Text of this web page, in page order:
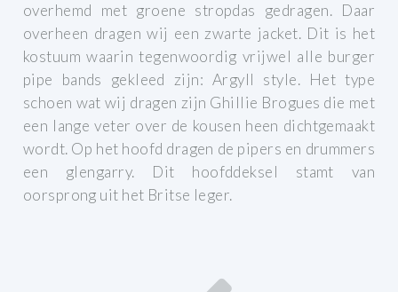
overhemd met groene stropdas gedragen. Daar
overheen dragen wij een zwarte jacket. Dit is het
kostuum waarin tegenwoordig vrijwel alle burger
pipe bands gekleed zijn: Argyll style. Het type
schoen wat wij dragen zijn Ghillie Brogues die met
een lange veter over de kousen heen dichtgemaakt
wordt. Op het hoofd dragen de pipers en drummers
een glengarry. Dit hoofddeksel stamt van
oorsprong uit het Britse leger.